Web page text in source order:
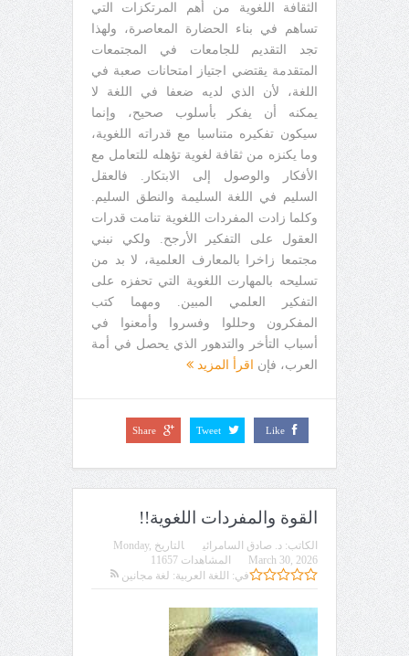
الثقافة اللغوية من أهم المرتكزات التي
تساهم في بناء الحضارة المعاصرة، ولهذا
تجد التقديم للجامعات في المجتمعات
المتقدمة يقتضي اجتياز امتحانات صعبة في
اللغة، لأن الذي لديه ضعفا في اللغة لا
يمكنه أن يفكر بأسلوب صحيح، وإنما
سيكون تفكيره متناسبا مع قدراته اللغوية،
وما يكنزه من ثقافة لغوية تؤهله للتعامل مع
الأفكار والوصول إلى الابتكار. فالعقل
السليم في اللغة السليمة والنطق السليم.
وكلما زادت المفردات اللغوية تنامت قدرات
العقول على التفكير الأرجح. ولكي نبني
مجتمعا زاخرا بالمعارف العلمية، لا بد من
تسليحه بالمهارت اللغوية التي تحفزه على
التفكير العلمي المبين. ومهما كتب
المفكرون وحللوا وفسروا وأمعنوا في
أسباب التأخر والتدهور الذي يحصل في أمة
العرب، فإن
اقرأ المزيد
Like
Tweet
Share
القوة والمفردات اللغوية!!
الكاتب: د. صادق السامرائي التاريخ Monday,
March 30, 2026
في: اللغة العربية: لغة مجانين
المشاهدات 11657